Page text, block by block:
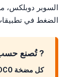
السوبر دوبلكس،
الضغط في تطبيقات
? تُصنع حسب